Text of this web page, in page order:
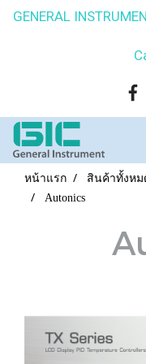
GENERAL
Call
หน้าแรก สินค้าทั้งหม
Autonics